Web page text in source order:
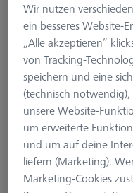
Diamond!Scan®
Wir nutzen
ein besseres Website-
„Alle akzeptieren“
von Tracking-
speichern und eine
(technisch
unsere Website-
um erweiterte
und um auf deine
liefern (Marketing).
Marketing-Cookies